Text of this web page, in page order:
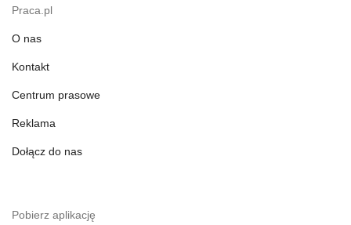
Praca.pl
O nas
Kontakt
Centrum prasowe
Reklama
Dołącz do nas
Pobierz aplikację